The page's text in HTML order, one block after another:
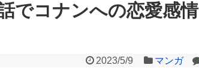
でコナンへの恋愛感情
2023/5/9 マンガ